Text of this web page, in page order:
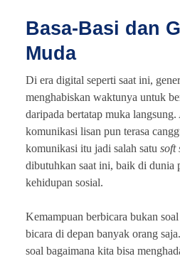
Basa-Basi dan
Muda
Di era digital seperti saat ini,
menghabiskan waktunya untuk
daripada bertatap muka
komunikasi lisan pun terasa
komunikasi itu jadi salah satu soft
dibutuhkan saat ini, baik di dunia
kehidupan sosial.
Kemampuan berbicara bukan
bicara di depan banyak orang
soal bagaimana kita bisa